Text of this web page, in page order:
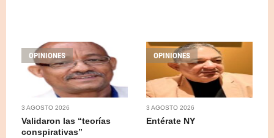
OPINIONES
3 AGOSTO 2026
Validaron las “teorías
conspirativas”
OPINIONES
3 AGOSTO 2026
Entérate NY